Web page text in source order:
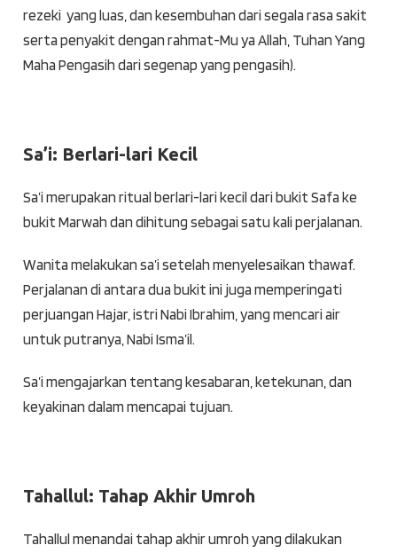
rezeki yang luas, dan kesembuhan dari segala rasa sakit
serta penyakit dengan rahmat-Mu ya Allah, Tuhan Yang
Maha Pengasih dari segenap yang pengasih).
Sa’i: Berlari-lari Kecil
Sa’i merupakan ritual berlari-lari kecil dari bukit Safa ke
bukit Marwah dan dihitung sebagai satu kali perjalanan.
Wanita melakukan sa’i setelah menyelesaikan thawaf.
Perjalanan di antara dua bukit ini juga memperingati
perjuangan Hajar, istri Nabi Ibrahim, yang mencari air
untuk putranya, Nabi Isma’il.
Sa’i mengajarkan tentang kesabaran, ketekunan, dan
keyakinan dalam mencapai tujuan.
Tahallul: Tahap Akhir Umroh
Tahallul menandai tahap akhir umroh yang dilakukan